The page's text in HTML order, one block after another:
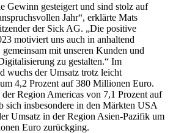
Gewinn gesteigert und sind stolz auf
Jahr“, erklärte Mats
der Sick AG. „Die positive
motiviert uns auch in anhaltend
mit unseren Kunden und
zu gestalten.“ Im
wuchs der Umsatz trotz leicht
4,2 Prozent auf 380 Millionen Euro.
Region Americas von 7,1 Prozent auf
sich insbesondere in den Märkten USA
Umsatz in der Region Asien-Pazifik um
Euro zurückging.